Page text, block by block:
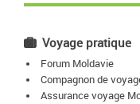
Voyage pratique
Forum Moldavie
Compagnon de
Assurance voyage